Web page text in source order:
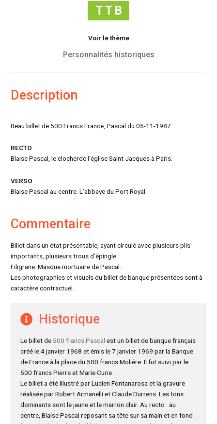
Voir le thème
Personnalités historiques
Description
Beau billet de 500 Francs France, Pascal du 05-11-1987.
RECTO
Blaise Pascal, le clocherde l’église Saint Jacques à Paris.
VERSO
Blaise Pascal au centre. L’abbaye du Port Royal.
Commentaire
Billet dans un état présentable, ayant circulé avec plusieurs plis
importants, plusieurs trous d’épingle.
Filigrane: Masque mortuaire de Pascal.
Les photographies et visuels du billet de banque présentées sont à
caractère contractuel.
Historique
Le billet de 500 francs Pascal est un billet de banque français
créé le 4 janvier 1968 et émis le 7 janvier 1969 par la Banque
de France à la place du 500 francs Molière. Il fut suivi par le
500 francs Pierre et Marie Curie .
Le billet a été illustré par Lucien Fontanarosa et la gravure
réalisée par Robert Armanelli et Claude Durrens. Les tons
dominants sont le jaune et le marron clair. Au recto : au
centre, Blaise Pascal reposant sa tête sur sa main et en fond